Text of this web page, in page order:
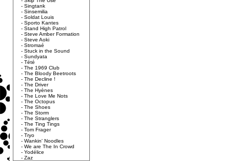
- Singtank
- Sinsemilia
- Soldat Louis
- Sporto Kantes
- Stand High Patrol
- Steve Amber Formation
- Steve Aoki
- Stromaé
- Stuck in the Sound
- Sundyata
- Tété
- The 1969 Club
- The Bloody Beetroots
- The Decline !
- The Driver
- The Hyènes
- The Love Me Nots
- The Octopus
- The Shoes
- The Storm
- The Stranglers
- The Ting Tings
- Tom Frager
- Tryo
- Wankin' Noodles
- We are The In Crowd
- Yodélice
- Zaz